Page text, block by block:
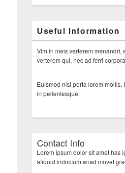
Useful Information
Vim in meis verterem menandri,
verterem qui, nec ad ferri
Euismod nisi porta lorem mollis.
in pellentesque.
Contact Info
Lorem ipsum dolor sit amet has
aliquid indoctum anad movet